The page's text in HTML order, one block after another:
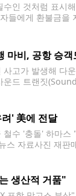
인 것처럼 표시
들에게 환불금
마비, 공항 승객
고가 발생해 다
드 트랜짓
' 美에 전달
수 '충돌' 하마
스 자료사진 재
생산적 거품"